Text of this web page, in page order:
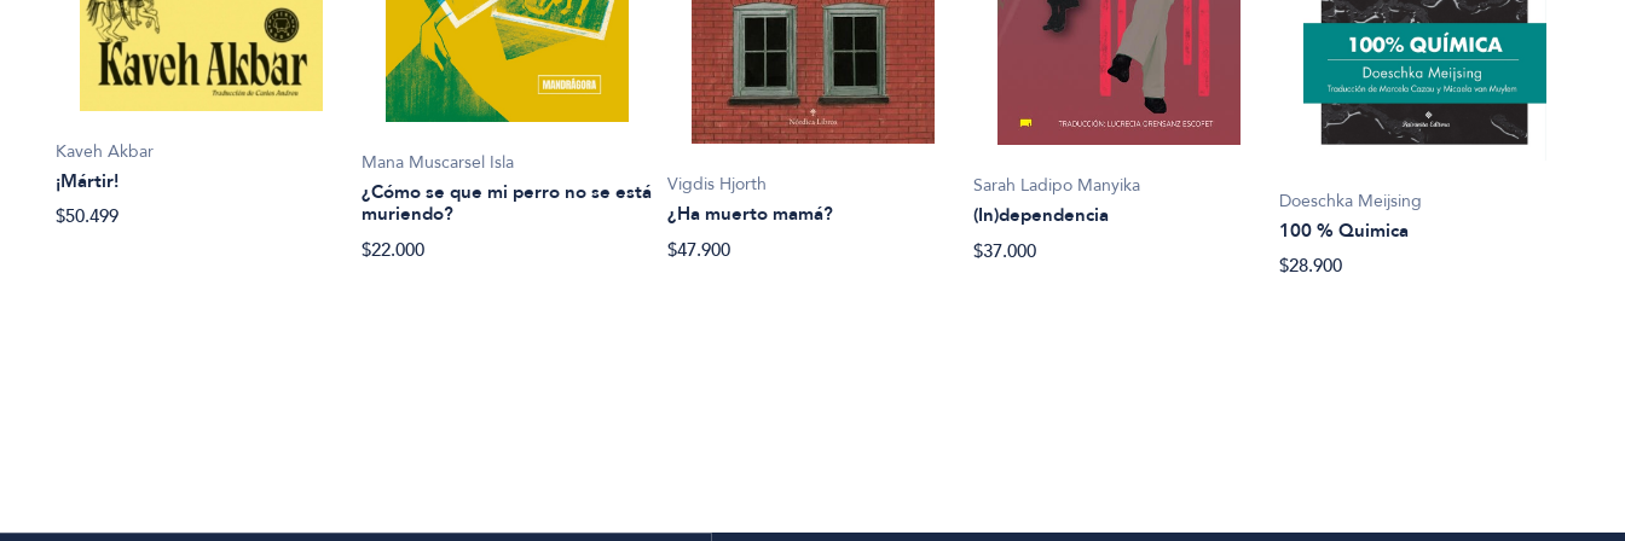
Kaveh Akbar
¡Mártir!
$50.499
Mana Muscarsel Isla
¿Cómo se que mi perro no se está
muriendo?
$22.000
Vigdis Hjorth
¿Ha muerto mamá?
$47.900
Sarah Ladipo Manyika
(In)dependencia
$37.000
Doeschka Meijsing
100 % Quimica
$28.900